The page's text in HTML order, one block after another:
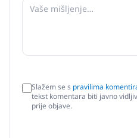
Slažem se s pravilima
tekst komentara biti javno
prije objave.